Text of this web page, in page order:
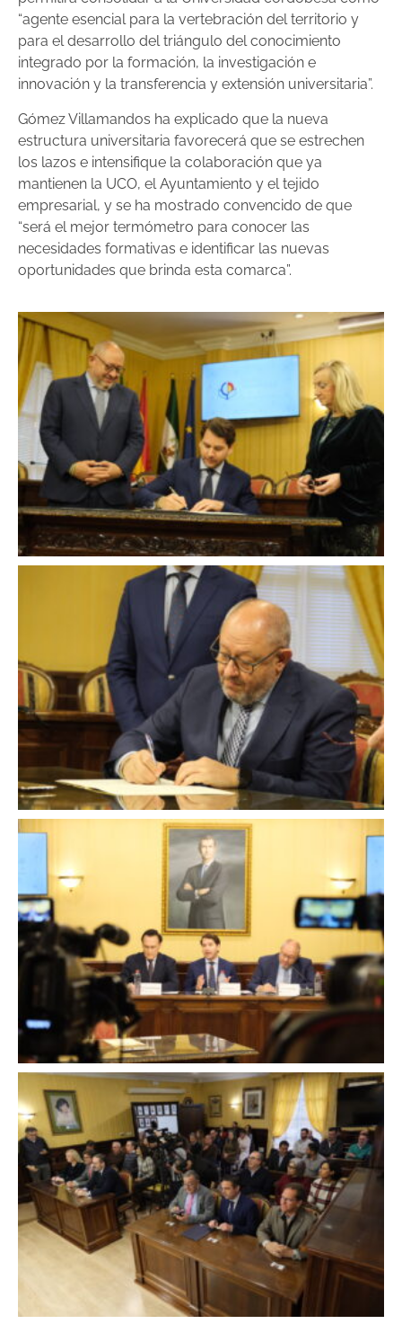
“agente esencial para la vertebración del territorio y
para el desarrollo del triángulo del conocimiento
integrado por la formación, la investigación e
innovación y la transferencia y extensión universitaria”.
Gómez Villamandos ha explicado que la nueva
estructura universitaria favorecerá que se estrechen
los lazos e intensifique la colaboración que ya
mantienen la UCO, el Ayuntamiento y el tejido
empresarial, y se ha mostrado convencido de que
“será el mejor termómetro para conocer las
necesidades formativas e identificar las nuevas
oportunidades que brinda esta comarca”.